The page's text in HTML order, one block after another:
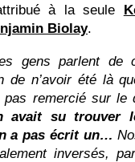
à la seule
Biolay.
gens parlent de
de n’avoir été là
pas remercié sur le
avait su trouver
a pas écrit un…
inversés,